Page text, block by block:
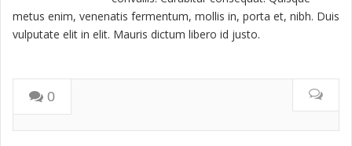
metus enim, venenatis fermentum, mollis in, porta et, nibh. Duis
vulputate elit in elit. Mauris dictum libero id justo.
0